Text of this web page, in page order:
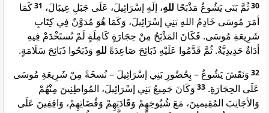
30ثُمَّ بَنَى يَشُوعُ مَذْبَحًا للهِ، إلَهِ إسْرَائِيلَ، عَلَى جَبَلِ عِيبَالَ، 31كَمَا
أمَرَ مُوسَى خَادِمُ اللهِ بَنِي إسْرَائِيلَ، وَكَمَا هُوَ مُدَوَّنٌ فِي كِتَابِ
شَرِيعَةِ مُوسَى. فَكَانَ المَذْبَحُ مِنْ حِجَارَةٍ كَامِلَةٍ لَمْ تُستَخْدَمْ فِيهِ
أدَاةٌ حَدِيدِيَّةٌ. ثُمَّ قَدَّمُوا عَلَيْهِ ذَبَائِحَ صَاعِدَةً للهِ وَذَبَحُوا ذَبَائِحَ سَلَامَةٍ.
32 وَنَقَشَ يَشُوعُ – بِحُضُورِ بَنِي إسْرَائِيلَ – نُسخَةً مِنْ شَرِيعَةِ مُوسَى
عَلَى الحِجَارَةِ. 33 وَكَانَ جَمِيعُ بَنِي إسْرَائِيلَ، المُواطِنِينَ مِنْهُمْ
وَالأجَانِبَ المُقِيمينَ، مَعَ شُيُوخِهِمْ وَقَادَتِهِمْ وَقُضَاتِهِمْ، وَاقِفِينَ عَلَى